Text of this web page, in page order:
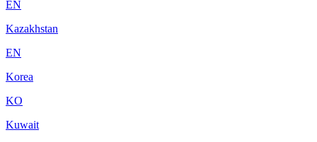
EN
Kazakhstan
EN
Korea
KO
Kuwait